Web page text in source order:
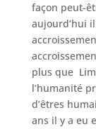
façon peut-
aujourd’hui
plus que
l’humanité
d’êtres
ans il y a eu